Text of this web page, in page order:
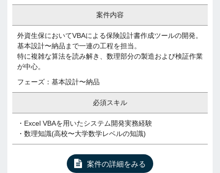
案件内容
外資生保においてVBAによる保険設計書作成ツールの開発。
基本設計〜納品まで一連の工程を担当。
特に複雑な算法を読み解き、数理部分の製造および検証作業
が中心。
フェーズ：基本設計〜納品
必須スキル
・Excel VBAを用いたシステム開発実務経験
・数理知識(高校〜大学数学レベルの知識)
案件の詳細をみる